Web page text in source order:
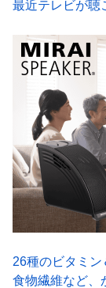
最近テレビが聴
26種のビタミ
食物繊維など、